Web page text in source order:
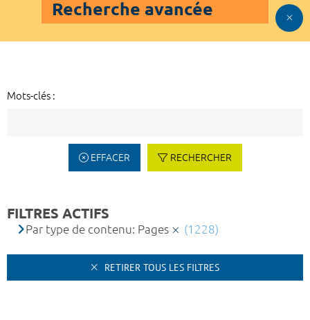
Recherche avancée
Mots-clés :
EFFACER RECHERCHER
FILTRES ACTIFS
Par type de contenu: Pages (1228)
RETIRER TOUS LES FILTRES